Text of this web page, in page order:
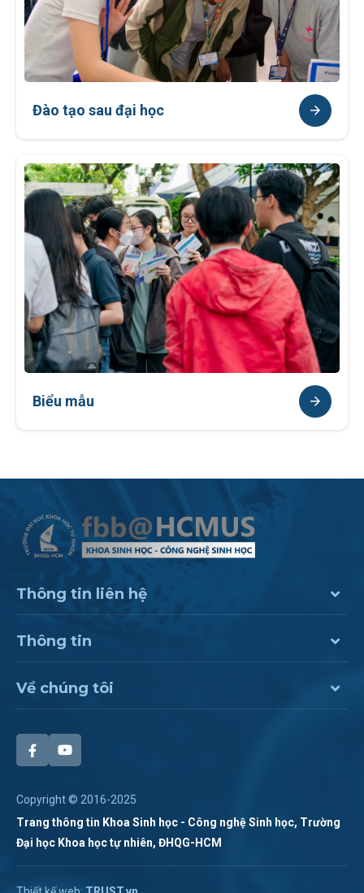
Đào tạo sau đại học
Biểu mẫu
Thông tin liên hệ
Thông tin
Về chúng tôi
Copyright © 2016-2025
Trang thông tin Khoa Sinh học - Công nghệ Sinh học, Trường
Đại học Khoa học tự nhiên, ĐHQG-HCM
Chat Zalo